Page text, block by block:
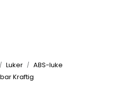
Luker
ABS-luke
Kraftig